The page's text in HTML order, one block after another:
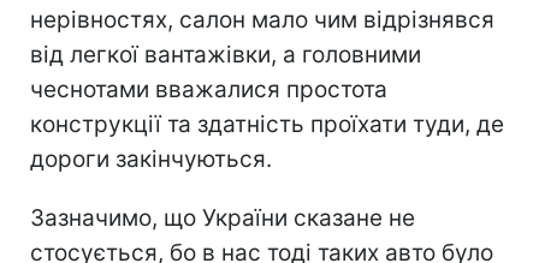
нерівностях, салон мало чим відрізнявся
від легкої вантажівки, а головними
чеснотами вважалися простота
конструкції та здатність проїхати туди, де
дороги закінчуються.
Зазначимо, що України сказане не
стосується, бо в нас тоді таких авто було